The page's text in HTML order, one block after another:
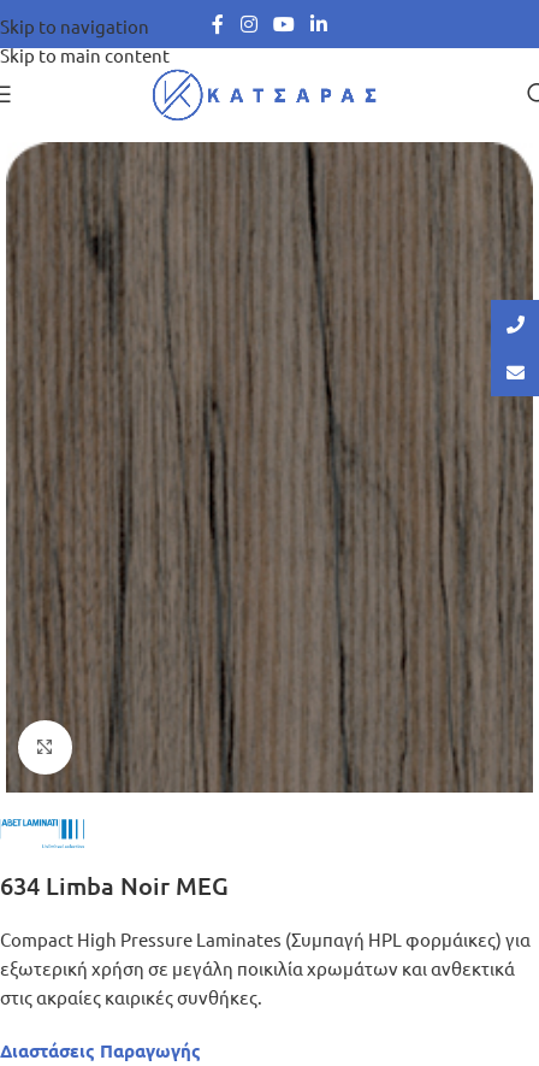
Skip to navigation
Skip to main content
Μεγέθυνση
634 Limba Noir MEG
Compact High Pressure Laminates (Συμπαγή HPL φορμάικες) για
εξωτερική χρήση σε μεγάλη ποικιλία χρωμάτων και ανθεκτικά
στις ακραίες καιρικές συνθήκες.
Διαστάσεις Παραγωγής